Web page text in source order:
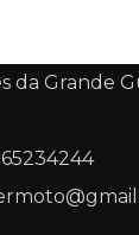
da Grande